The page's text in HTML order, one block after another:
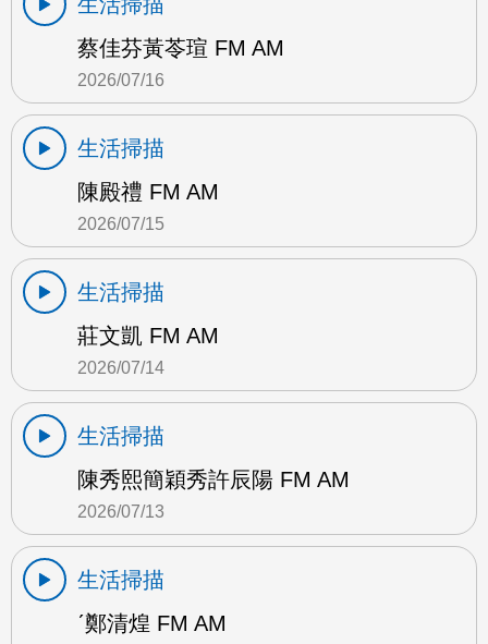
蔡佳芬黃苓瑄 FM AM
2026/07/16
生活掃描
陳殿禮 FM AM
2026/07/15
生活掃描
莊文凱 FM AM
2026/07/14
生活掃描
陳秀熙簡穎秀許辰陽 FM AM
2026/07/13
生活掃描
ˊ鄭清煌 FM AM